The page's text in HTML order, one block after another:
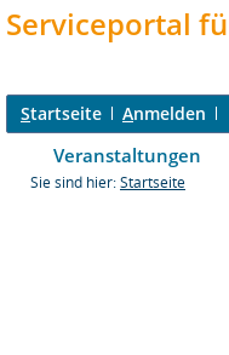
Serviceportal
Startseite Anmelden
Veranstaltungen
Sie sind hier: Startseite